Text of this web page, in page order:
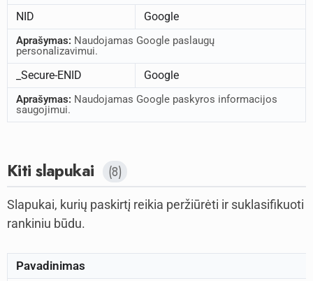
NID Google
Aprašymas: Naudojamas Google paslaugų
personalizavimui.
_Secure-ENID Google
Aprašymas: Naudojamas Google paskyros informacijos
saugojimui.
Kiti slapukai (8)
Slapukai, kurių paskirtį reikia peržiūrėti ir suklasifikuoti
rankiniu būdu.
Pavadinimas